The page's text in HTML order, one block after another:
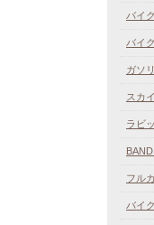
バイ
バイ
ガソ
スカ
ラビ
フル
バイ